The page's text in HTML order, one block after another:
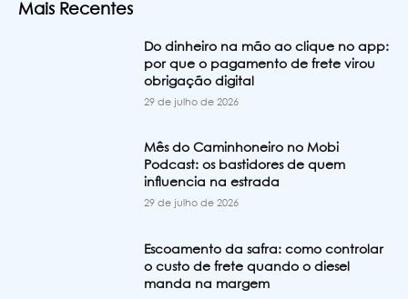
Mais Recentes
Do dinheiro na mão ao clique no app:
por que o pagamento de frete virou
obrigação digital
29 de julho de 2026
Mês do Caminhoneiro no Mobi
Podcast: os bastidores de quem
influencia na estrada
29 de julho de 2026
Escoamento da safra: como controlar
o custo de frete quando o diesel
manda na margem